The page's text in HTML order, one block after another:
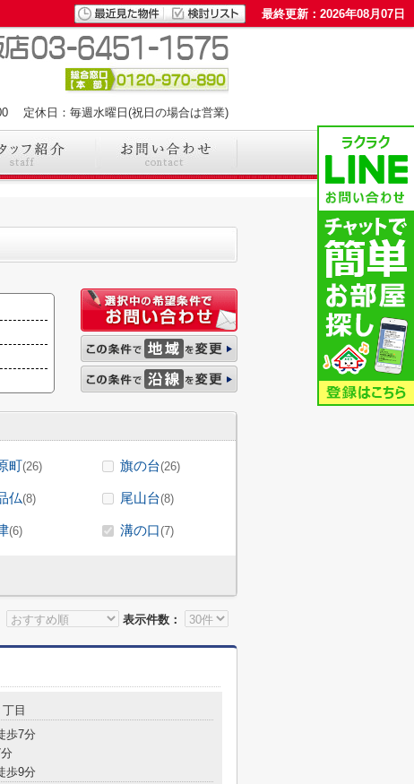
最終更新：2026年08月07日
定休日：毎週水曜日(祝日の場合は営業)
町(26) 旗の台(26)
仏(8) 尾山台(8)
(6) 溝の口(7)
表示件数：
丁目
歩7分
歩9分